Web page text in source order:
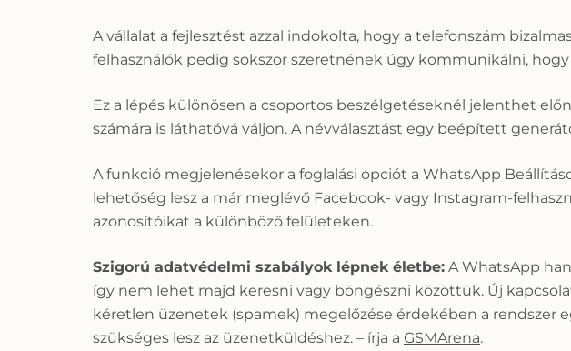
A vállalat a fejlesztést azzal indokolta, hogy a telefonszám
felhasználók pedig sokszor szeretnének úgy kommunikálni,
Ez a lépés különösen a csoportos beszélgetéseknél jelenthet
számára is láthatóvá váljon. A névválasztást egy beépített
A funkció megjelenésekor a foglalási opciót a WhatsApp
lehetőség lesz a már meglévő Facebook- vagy Instagram-
azonosítóikat a különböző felületeken.
Szigorú adatvédelmi szabályok lépnek életbe: A WhatsApp
így nem lehet majd keresni vagy böngészni közöttük. Új
kéretlen üzenetek (spamek) megelőzése érdekében a rendszer
szükséges lesz az üzenetküldéshez. – írja a GSMArena.